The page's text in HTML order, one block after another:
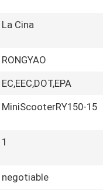
La Cina
RONGYAO
EC,EEC,DOT,EPA
MiniScooterRY150-15
1
negotiable